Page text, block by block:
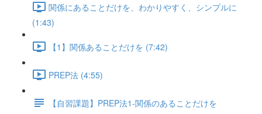
関係にあることだけを、わかりやすく、シンプルに
(1:43)
【1】関係あることだけを (7:42)
PREP法 (4:55)
【自習課題】PREP法1-関係のあることだけを